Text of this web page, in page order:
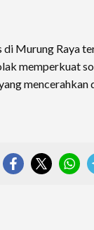
di Murung Raya
memperkuat
mencerahkan